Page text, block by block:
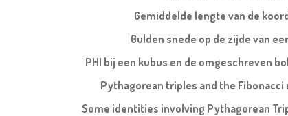
Gemiddelde lengte van de
Gulden snede op de zijde van
PHI bij een kubus en de omgeschreven bol
Pythagorean triples and the
Some identities involving Pythagorean